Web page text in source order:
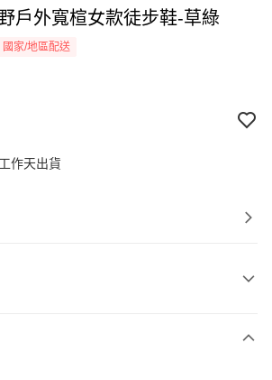
戶外寬楦女款徒步鞋-草綠
國家/地區配送
作天出貨